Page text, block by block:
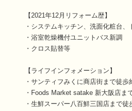
【2021年12月リフォーム歴】
・システムキッチン、洗面化粧台、
・浴室乾燥機付ユニットバス新調
・クロス貼替等
【ライフインフォメーション】
・サンティフみくに商店街まで徒歩
・Foods Market satake 新大阪店ま
・生鮮スーパー八百鮮三国店まで徒